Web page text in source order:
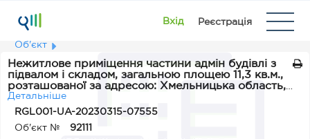
Вхід Реєстрація
Об'єкт
Нежитлове приміщення частини адмін будівлі з
підвалом і складом, загальною площею 11,3 кв.м.,
розташованої за адресою: Хмельницька область,
смт Віньківці, вулиця Паркова, будинок 7
Детальніше
RGL001-UA-20230315-07555
Об'єкт №
92111